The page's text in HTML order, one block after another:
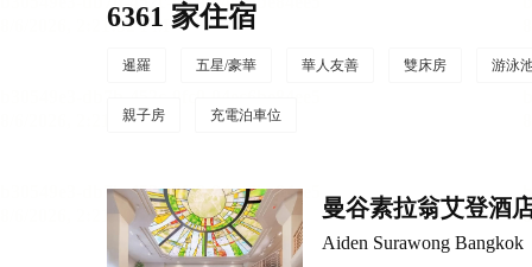
6361 家住宿
暹羅 五星/豪華 華人友善 雙床房 游泳
親子房 充電泊車位
曼谷素拉翁艾登酒
Aiden Surawong Bangkok